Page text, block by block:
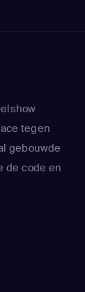
tegen
gebouwde
de code en